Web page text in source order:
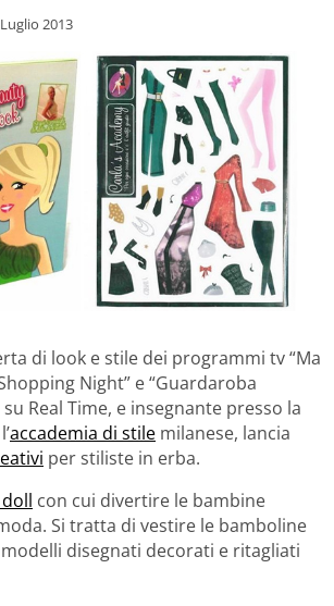
2013
di look e stile dei programmi tv “Ma
Night” e “Guardaroba
Real Time, e insegnante presso la
accademia di stile milanese, lancia
per stiliste in erba.
con cui divertire le bambine
Si tratta di vestire le bamboline
disegnati decorati e ritagliati